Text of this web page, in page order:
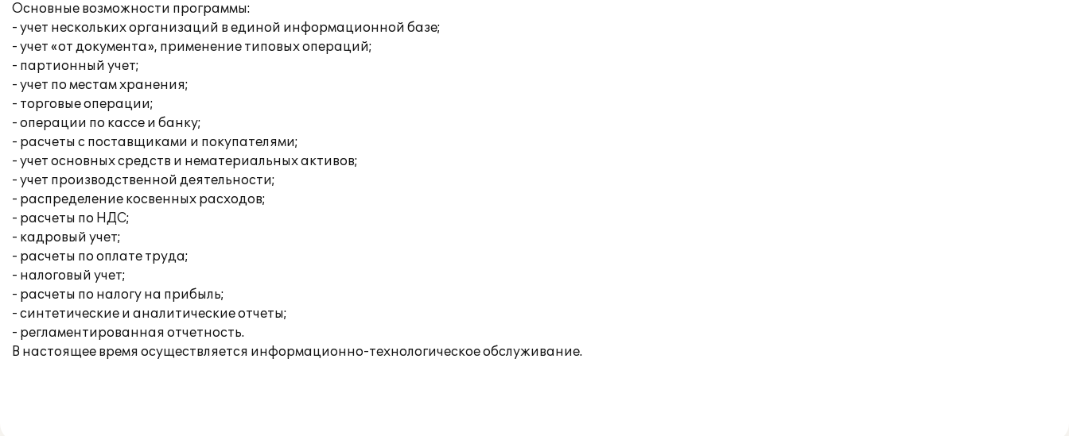
Основные возможности программы:
- учет нескольких организаций в единой информационной базе;
- учет «от документа», применение типовых операций;
- партионный учет;
- учет по местам хранения;
- торговые операции;
- операции по кассе и банку;
- расчеты с поставщиками и покупателями;
- учет основных средств и нематериальных активов;
- учет производственной деятельности;
- распределение косвенных расходов;
- расчеты по НДС;
- кадровый учет;
- расчеты по оплате труда;
- налоговый учет;
- расчеты по налогу на прибыль;
- синтетические и аналитические отчеты;
- регламентированная отчетность.
В настоящее время осуществляется информационно-технологическое обслуживание.